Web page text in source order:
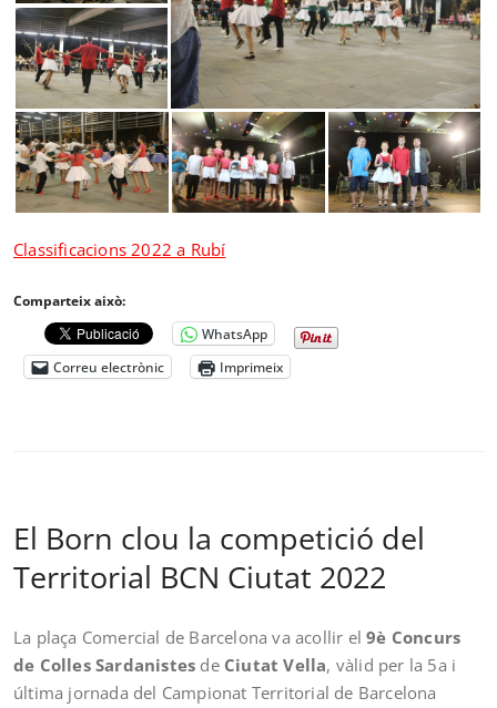
Classificacions 2022 a Rubí
Comparteix això:
WhatsApp
Correu electrònic
Imprimeix
El Born clou la competició del
Territorial BCN Ciutat 2022
La plaça Comercial de Barcelona va acollir el9è Concurs
de Colles Sardanistes de Ciutat Vella, vàlid per la 5a i
última jornada del Campionat Territorial de Barcelona